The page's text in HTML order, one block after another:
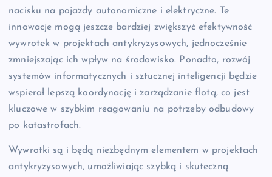
nacisku na pojazdy autonomiczne i elektryczne. Te
innowacje mogą jeszcze bardziej zwiększyć efektywność
wywrotek w projektach antykryzysowych, jednocześnie
zmniejszając ich wpływ na środowisko. Ponadto, rozwój
systemów informatycznych i sztucznej inteligencji będzie
wspierał lepszą koordynację i zarządzanie flotą, co jest
kluczowe w szybkim reagowaniu na potrzeby odbudowy
po katastrofach.
Wywrotki są i będą niezbędnym elementem w projektach
antykryzysowych, umożliwiając szybką i skuteczną